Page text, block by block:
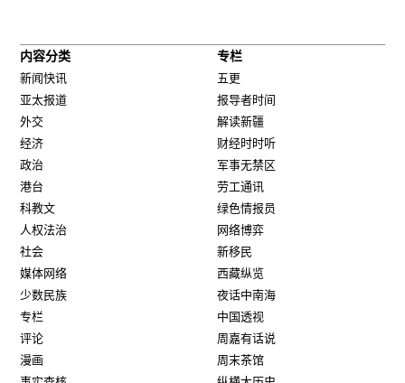
内容分类
新闻快讯
亚太报道
外交
经济
政治
港台
科教文
人权法治
社会
媒体网络
少数民族
专栏
评论
漫画
专栏
五更
报导者时间
解读新疆
财经时时听
军事无禁区
劳工通讯
绿色情报员
网络博弈
新移民
西藏纵览
夜话中南海
中国透视
周嘉有话说
周末茶馆